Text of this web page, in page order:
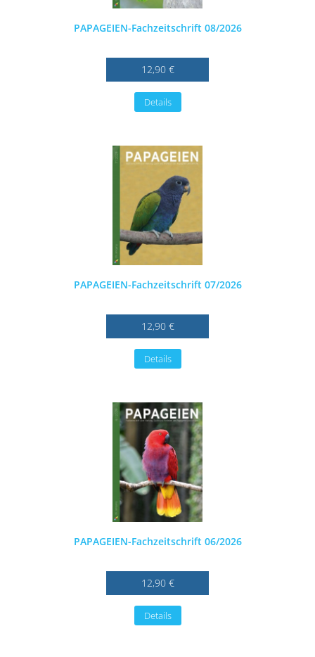
PAPAGEIEN-Fachzeitschrift 08/2026
12,90 €
Details
PAPAGEIEN-Fachzeitschrift 07/2026
12,90 €
Details
PAPAGEIEN-Fachzeitschrift 06/2026
12,90 €
Details